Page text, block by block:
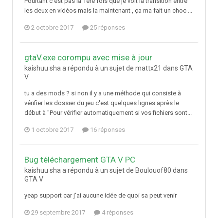
les deux en vidéos mais la maintenant , ça ma fait un choc ...
2 octobre 2017 25 réponses
gtaV.exe corompu avec mise à jour
kaishuu sha a répondu à un sujet de mattx21 dans GTA
V
tu a des mods ? si non il y a une méthode qui consiste à
vérifier les dossier du jeu c'est quelques lignes après le
début à "Pour vérifier automatiquement si vos fichiers sont...
1 octobre 2017 16 réponses
Bug téléchargement GTA V PC
kaishuu sha a répondu à un sujet de Boulouof80 dans
GTA V
yeap support car j'ai aucune idée de quoi sa peut venir
29 septembre 2017 4 réponses